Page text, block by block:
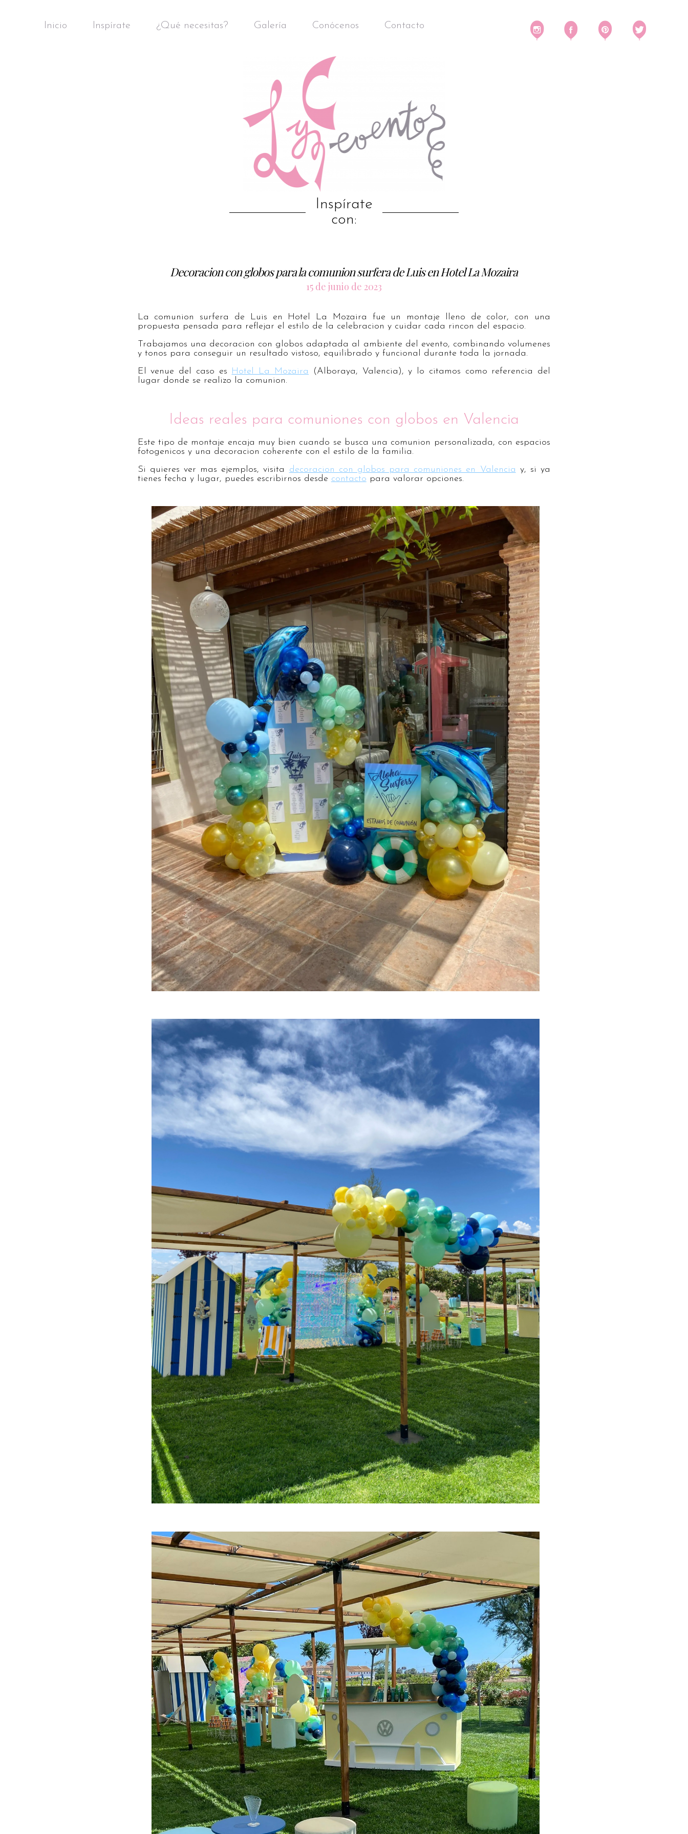
Inicio Inspírate ¿Qué necesitas? Galería Conócenos Contacto
Inspírate
con:
Decoracion con globos para la comunion surfera de Luis en Hotel La Mozaira
15 de junio de 2023
La comunion surfera de Luis en Hotel La Mozaira fue un montaje lleno de color, con una
propuesta pensada para reflejar el estilo de la celebracion y cuidar cada rincon del espacio.
Trabajamos una decoracion con globos adaptada al ambiente del evento, combinando volumenes
y tonos para conseguir un resultado vistoso, equilibrado y funcional durante toda la jornada.
El venue del caso es Hotel La Mozaira
(Alboraya, Valencia), y lo citamos como referencia del
lugar donde se realizo la comunion.
Ideas reales para comuniones con globos en Valencia
Este tipo de montaje encaja muy bien cuando se busca una comunion personalizada, con espacios
fotogenicos y una decoracion coherente con el estilo de la familia.
Si quieres ver mas ejemplos, visita decoracion con globos para comuniones en Valencia y, si ya
tienes fecha y lugar, puedes escribirnos desde contacto para valorar opciones.